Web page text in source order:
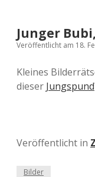
Junger
Veröffentlicht am 18.
Kleines
dieser Jungspund
Veröffentlicht in
Bilder